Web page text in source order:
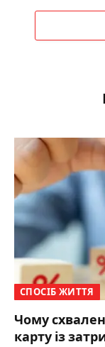
СПОСІБ ЖИТТЯ
Чому
карту із